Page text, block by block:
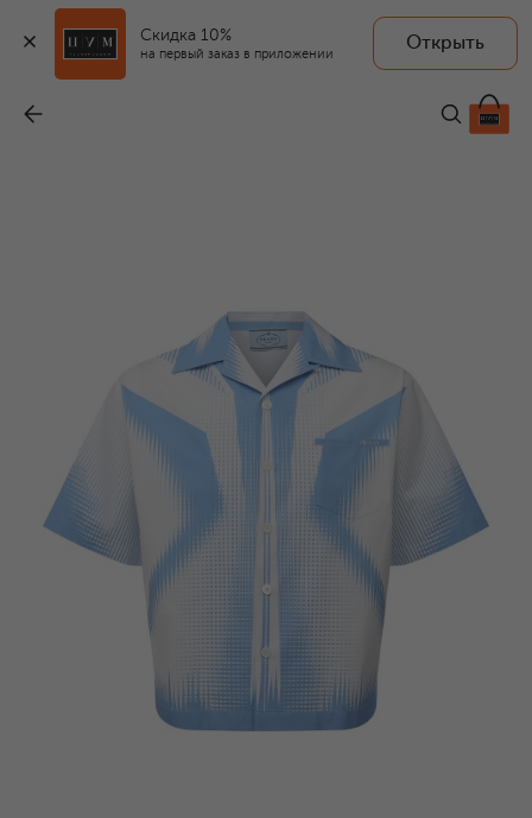
Скидка 10%
на первый заказ в приложении
Открыть
130 000 ₽